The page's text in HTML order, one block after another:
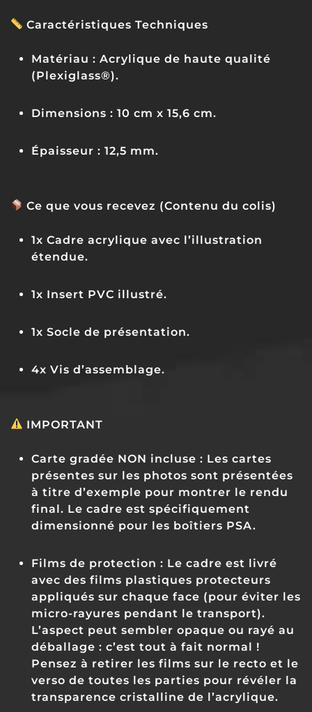
Caractéristiques Techniques
Matériau : Acrylique de haute qualité
(Plexiglass®).
Dimensions : 10 cm x 15,6 cm.
Épaisseur : 12,5 mm.
Ce que vous recevez (Contenu du colis)
1x Cadre acrylique avec l’illustration
étendue.
1x Insert PVC illustré.
1x Socle de présentation.
4x Vis d’assemblage.
IMPORTANT
Carte gradée NON incluse : Les cartes
présentes sur les photos sont présentées
à titre d’exemple pour montrer le rendu
final. Le cadre est spécifiquement
dimensionné pour les boîtiers PSA.
Films de protection : Le cadre est livré
avec des films plastiques protecteurs
appliqués sur chaque face (pour éviter les
micro-rayures pendant le transport).
L’aspect peut sembler opaque ou rayé au
déballage : c’est tout à fait normal !
Pensez à retirer les films sur le recto et le
verso de toutes les parties pour révéler la
transparence cristalline de l’acrylique.